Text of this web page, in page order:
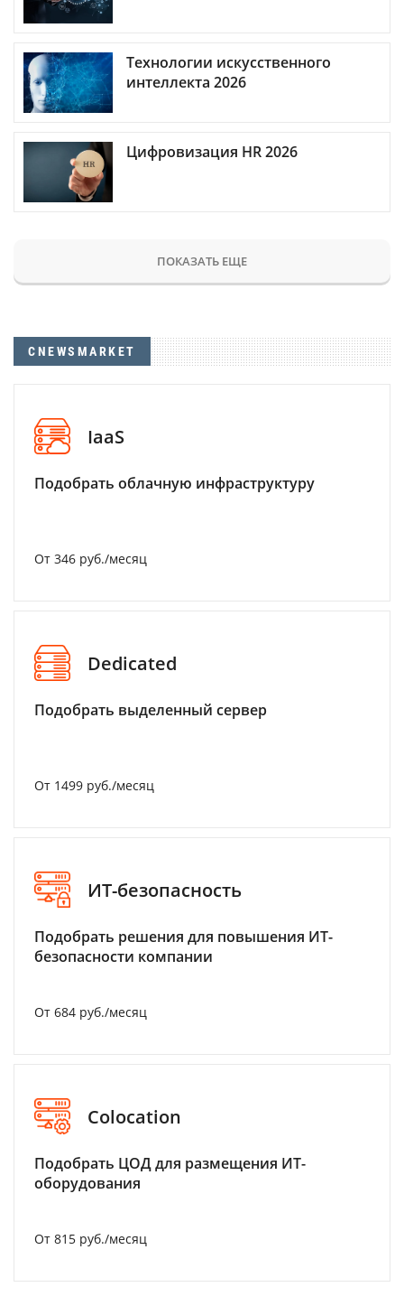
Технологии искусственного
интеллекта 2026
Цифровизация HR 2026
ПОКАЗАТЬ ЕЩЕ
CNEWSMARKET
IaaS
Подобрать облачную инфраструктуру
От 346 руб./месяц
Dedicated
Подобрать выделенный сервер
От 1499 руб./месяц
ИТ-безопасность
Подобрать решения для повышения ИТ-
безопасности компании
От 684 руб./месяц
Colocation
Подобрать ЦОД для размещения ИТ-
оборудования
От 815 руб./месяц